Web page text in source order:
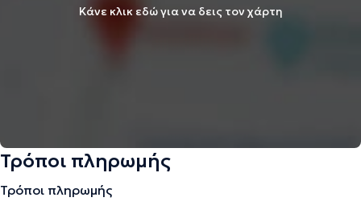
Κάνε κλικ εδώ για να δεις τον χάρτη
Τρόποι πληρωμής
Τρόποι πληρωμής